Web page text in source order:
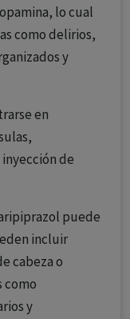
lo cual
como delirios,
y
en
de
puede
incluir
cabeza o
como
y